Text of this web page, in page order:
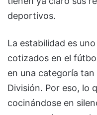
deportivos.
La estabilidad es
cotizados en el
en una categoría
División. Por eso, lo
cocinándose en